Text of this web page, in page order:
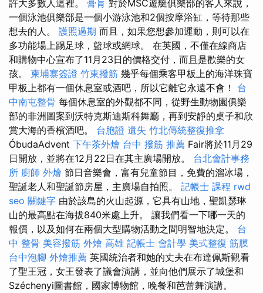
許大多數人這裡。 膏肓 對於MSC遊艇俱樂部的客人來說，
一個泳池俱樂部是一個小游泳池和2個按摩浴缸，等待那些
想去的人。 護照過期 而且，如果您想參加運動，則可以在
多功能場上踢足球，籃球或網球。 在英國，不僅在線商店
和購物中心宣布了11月23日的價格交付，而且是歡樂的女
孩。 柬埔寨簽證 竹東撥筋 幾乎每個乘客甲板上的海洋珠寶
甲板上都有一個休息室或酒吧，所以它離它永遠不會！ 台
中南屯整骨 每個休息室的外觀都不同，從野生動物園俱樂
部的非洲圖案到沃特克斯迪斯科舞廳，再到安靜的桌子和欣
賞大海的香檳酒吧。 台胞證 遺失 竹北傳統整復推拿
ÓbudaAdvent 下午茶外燴 台中 撥筋 推薦 Fair將於11月29
日開放，並將在12月22日在其主廣場開放。 台北會計事務
所 廚師 外燴 節日音樂會，富有兒童節目，免費的溜冰場，
聖誕老人和聖誕節房屋，主廣場自拍照。 記帳士 課程 rwd
seo 關鍵字 由於該島的火山起源，它具有山地，聖凱瑟琳
山的最高點在海拔840米處上升。 讓我們看一下哪一天的
報價，以及如何在兩個大型購物活動之間明智地決定。 台
中 整骨 美容撥筋 外燴 高雄 記帳士 會計學 美式整復 筋膜
台中泡腳 外燴推薦 英國統治者和她的丈夫在布達佩斯觀看
了聖王冠，女王發表了議會演講，並向他們展示了城堡和
Széchenyi圖書館，國家博物館，晚餐和芭蕾舞演講。